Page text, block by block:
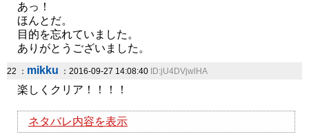
あっ！
ほんとだ。
目的を忘れていました。
ありがとうございました。
22 ： mikku ：2016-09-27 14:08:40 ID:jU4DVjwlHA
楽しくクリア！！！！
ネタバレ内容を表示